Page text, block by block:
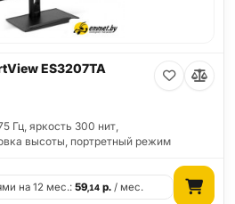
ES3207TA
Гц, яркость 300 нит,
высоты, портретный режим
на 12 мес.:59,14 р. / мес.